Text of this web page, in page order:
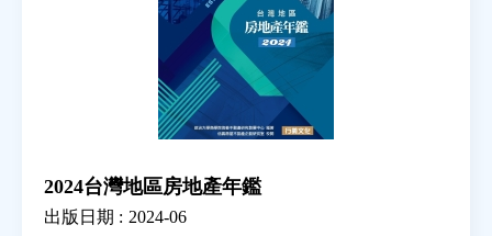
2024台灣地區房地產年鑑
出版日期 : 2024-06